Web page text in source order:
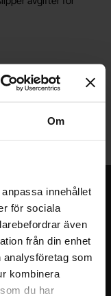
Om
innehållet
för sociala
även
från din enhet
som
kombinera
du har
vardagar
direkt till min
enkelt när du vill.